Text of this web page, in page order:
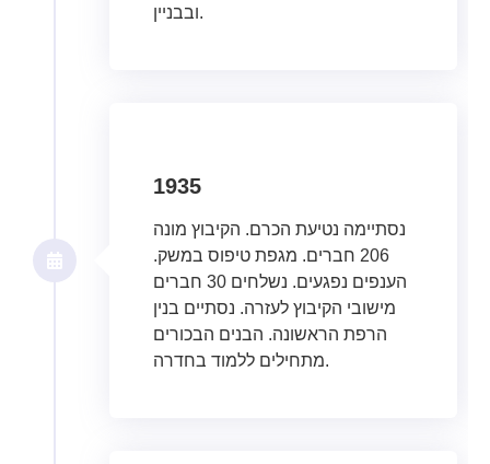
ובבניין.
1935
נסתיימה נטיעת הכרם. הקיבוץ מונה
206 חברים. מגפת טיפוס במשק.
הענפים נפגעים. נשלחים 30 חברים
מישובי הקיבוץ לעזרה. נסתיים בנין
הרפת הראשונה. הבנים הבכורים
מתחילים ללמוד בחדרה.